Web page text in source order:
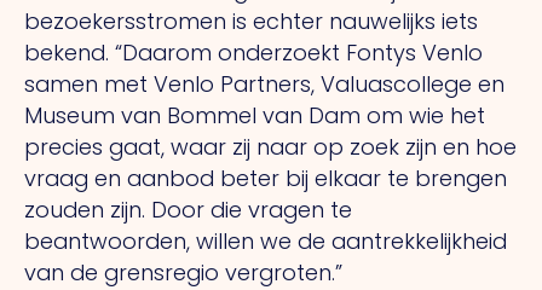
bezoekersstromen is echter nauwelijks iets
bekend. “Daarom onderzoekt Fontys Venlo
samen met Venlo Partners, Valuascollege en
Museum van Bommel van Dam om wie het
precies gaat, waar zij naar op zoek zijn en hoe
vraag en aanbod beter bij elkaar te brengen
zouden zijn. Door die vragen te
beantwoorden, willen we de aantrekkelijkheid
van de grensregio vergroten.”